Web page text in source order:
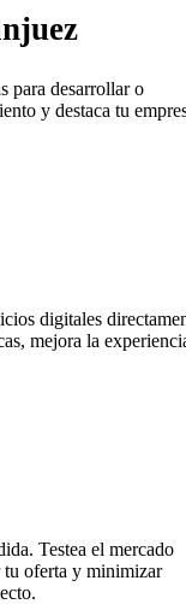
para desarrollar o
y destaca tu
digitales
mejora la
Testea el mercado
tu oferta y minimizar